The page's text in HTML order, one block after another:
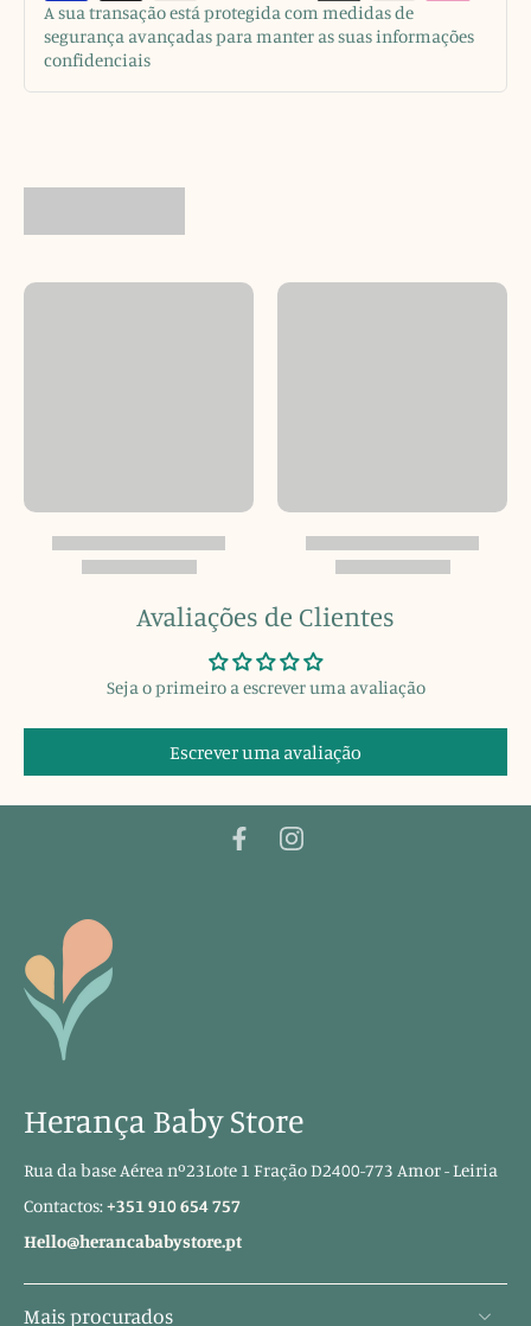
A sua transação está protegida com medidas de
segurança avançadas para manter as suas informações
confidenciais
Avaliações de Clientes
Seja o primeiro a escrever uma avaliação
Escrever uma avaliação
Herança Baby Store
Rua da base Aérea nº23Lote 1 Fração D2400-773 Amor - Leiria
Contactos:+351 910 654 757
Hello@herancababystore.pt
Mais procurados